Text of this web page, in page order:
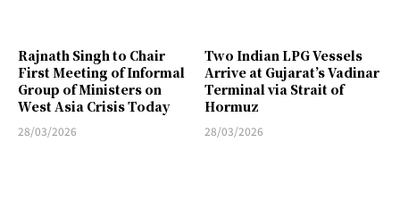
Rajnath Singh to Chair
First Meeting of Informal
Group of Ministers on
West Asia Crisis Today
28/03/2026
Two Indian LPG Vessels
Arrive at Gujarat’s Vadinar
Terminal via Strait of
Hormuz
28/03/2026